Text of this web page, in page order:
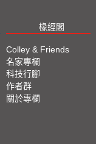
椽經閣
Colley & Friends
名家專欄
科技行腳
作者群
關於專欄